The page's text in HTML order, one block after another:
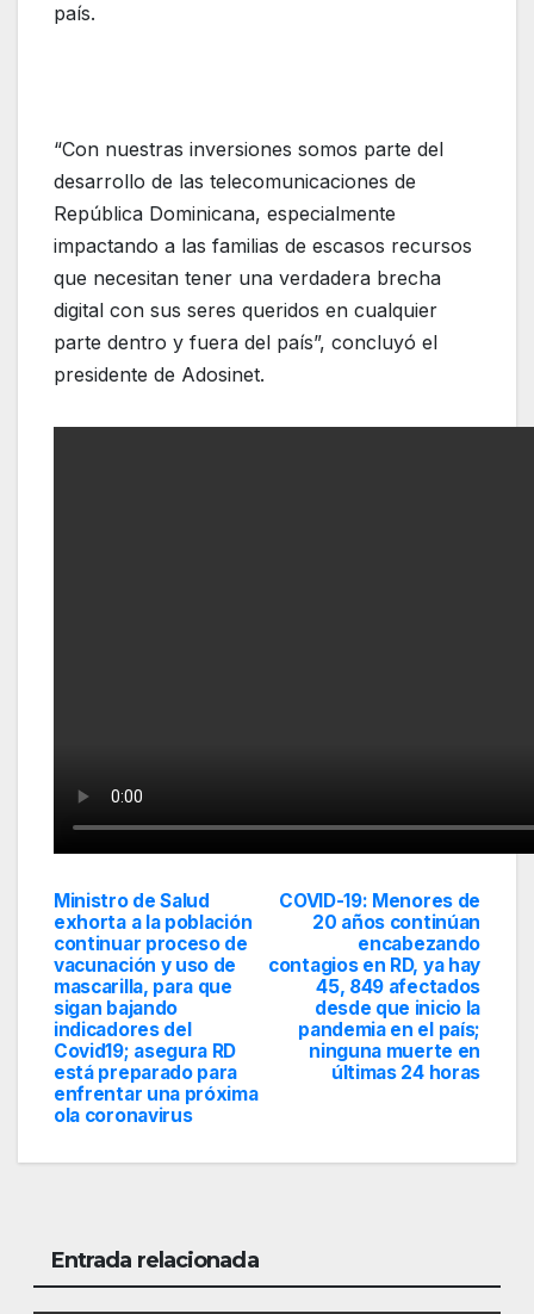
país.
“Con nuestras inversiones somos parte del
desarrollo de las telecomunicaciones de
República Dominicana, especialmente
impactando a las familias de escasos recursos
que necesitan tener una verdadera brecha
digital con sus seres queridos en cualquier
parte dentro y fuera del país”, concluyó el
presidente de Adosinet.
Navegación
de
entradas
COVID-19: Menores de
20 años continúan
encabezando
contagios en RD, ya hay
45, 849 afectados
desde que inicio la
pandemia en el país;
ninguna muerte en
últimas 24 horas
Ministro de Salud
exhorta a la población
continuar proceso de
vacunación y uso de
mascarilla, para que
sigan bajando
indicadores del
Covid19; asegura RD
está preparado para
enfrentar una próxima
ola coronavirus
Entrada relacionada